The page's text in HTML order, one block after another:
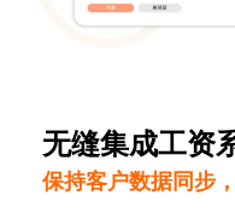
无缝集成工资
保持客户数据同步